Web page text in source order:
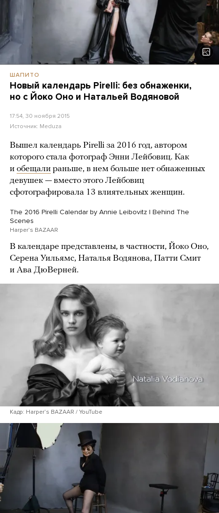
ШАПИТО
Новый календарь Pirelli: без обнаженки,
но с Йоко Оно и Натальей Водяновой
17:54, 30 ноября 2015
Источник: Meduza
Вышел календарь Pirelli за 2016 год, автором
которого стала фотограф Энни Лейбовиц. Как
и обещали раньше, в нем больше нет обнаженных
девушек — вместо этого Лейбовиц
сфотографировала 13 влиятельных женщин.
The 2016 Pirelli Calendar by Annie Leibovitz | Behind The
Scenes
Harperʼs BAZAAR
В календаре представлены, в частности, Йоко Оно,
Серена Уильямс, Наталья Водянова, Патти Смит
и Ава ДюВерней.
Кадр: Harperʼs BAZAAR / YouTube